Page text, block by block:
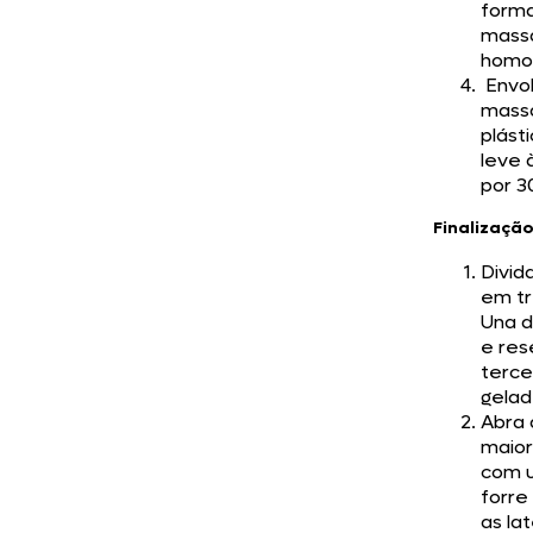
leve
por
Finalização
em
Una
e
Abra
com
forre
as